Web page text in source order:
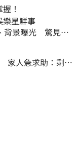
！
星鮮事
背景曝光 驚見
家人急求助：剩我